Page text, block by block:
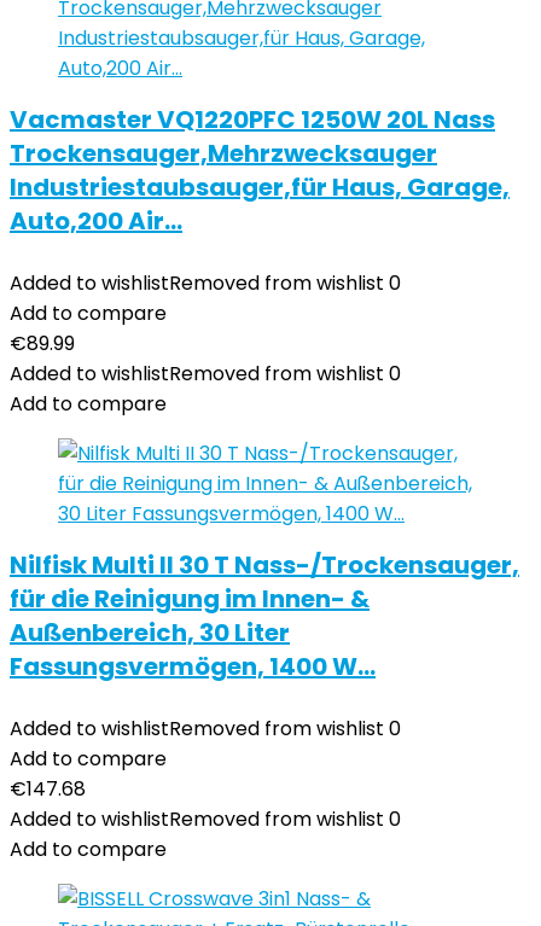
Vacmaster VQ1220PFC 1250W 20L Nass
Trockensauger,Mehrzwecksauger
Industriestaubsauger,für Haus, Garage,
Auto,200 Air…
Added to wishlistRemoved from wishlist 0
Add to compare
€89.99
Added to wishlistRemoved from wishlist 0
Add to compare
Nilfisk Multi II 30 T Nass-/Trockensauger,
für die Reinigung im Innen- &
Außenbereich, 30 Liter
Fassungsvermögen, 1400 W…
Added to wishlistRemoved from wishlist 0
Add to compare
€147.68
Added to wishlistRemoved from wishlist 0
Add to compare